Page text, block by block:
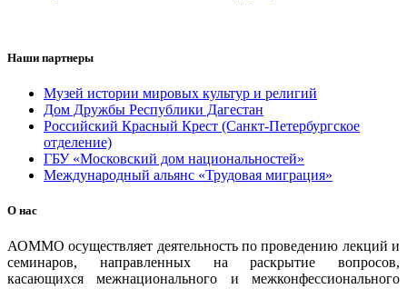
Наши партнеры
Музей истории мировых культур и религий
Дом Дружбы Республики Дагестан
Российский Красный Крест (Санкт-Петербургское
отделение)
ГБУ «Московский дом национальностей»
Международный альянс «Трудовая миграция»
О нас
АОММО осуществляет деятельность по проведению лекций и
семинаров, направленных на раскрытие вопросов,
касающихся межнационального и межконфессионального